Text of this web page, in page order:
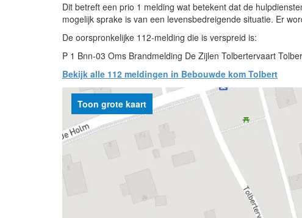
Dit betreft een prio 1 melding wat betekent dat de
mogelijk sprake is van een levensbedreigende situatie. Er
De oorspronkelijke 112-melding die is verspreid is:
P 1 Bnn-03 Oms Brandmelding De Zijlen Tolbertervaart
Bekijk alle 112 meldingen in Bebouwde kom Tolbert
Toon grote kaart